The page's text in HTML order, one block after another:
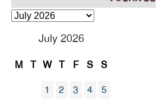
Archives
July 2026
M T W T F S S
1 2 3 4
5